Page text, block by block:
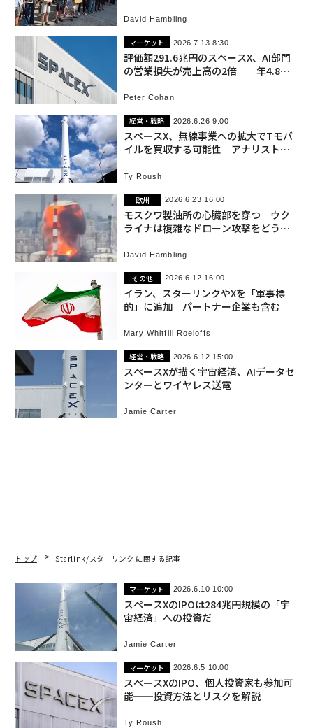
David Hambling
マーケット 2026.7.13 8:30
評価額291.6兆円のスペースX、AI部門
の営業損失が売上高の2倍──年4.8兆
Peter Cohan
経営・戦略 2026.6.26 9:00
スペースX、無線事業への拡大でTモバ
イルを買収する可能性 アナリストが
Ty Roush
欧州 2026.6.23 16:00
モスクワ製油所の心臓部を穿つ ウク
ライナは複雑なドローン攻撃をどう成
David Hambling
その他 2026.6.12 16:00
イラン、スターリンクやXを「軍事標
的」に追加 パートナー企業も含む
Mary Whitfill Roeloffs
経営・戦略 2026.6.12 15:00
スペースXが描く宇宙経済、AIデータセ
ンターとワイヤレス送電
Jamie Carter
トップ Starlink/スターリンク に関する記事
マーケット 2026.6.10 10:00
スペースXのIPOは284兆円規模の「宇
宙経済」への投資だ
Jamie Carter
マーケット 2026.6.5 10:00
スペースXのIPO、個人投資家も参加可
能──投資方法とリスクを解説
Ty Roush